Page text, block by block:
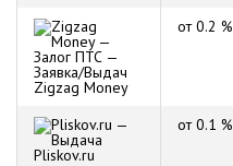
Zigzag Money
от 0.2 %
Pliskov.ru
от 0.1 %